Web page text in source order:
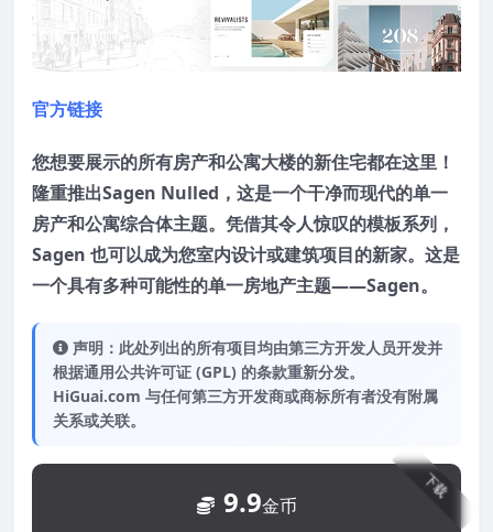
官方链接
您想要展示的所有房产和公寓大楼的新住宅都在这里！
隆重推出Sagen Nulled ，这是一个干净而现代的单一
房产和公寓综合体主题。凭借其令人惊叹的模板系列，
Sagen 也可以成为您室内设计或建筑项目的新家。这是
一个具有多种可能性的单一房地产主题——Sagen。
声明：此处列出的所有项目均由第三方开发人员开发并
根据通用公共许可证 (GPL) 的条款重新分发。
HiGuai.com 与任何第三方开发商或商标所有者没有附属
关系或关联。
下载
9.9金币